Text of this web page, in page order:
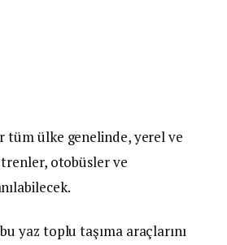
tüm ülke genelinde, yerel ve
otobüsler ve
yaz toplu taşıma araçlarını